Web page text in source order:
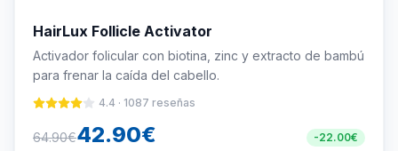
HairLux Follicle Activator
Activador folicular con biotina, zinc y extracto de bambú
para frenar la caída del cabello.
4.4 · 1087 reseñas
64.90€42.90€ -22.00€